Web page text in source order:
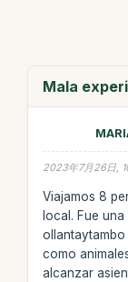
Mala
2023年7月26日,
Viajamos 8
local. Fue
ollantaytambo
como
alcanzar